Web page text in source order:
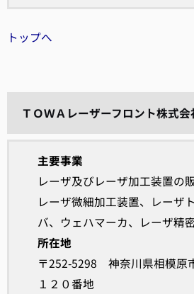
トップへ
ＴＯＷＡレーザーフロント株式会
主要事業
レーザ及びレーザ加工装置の販
レーザ微細加工装置、レーザ
バ、ウェハマーカ、レーザ精
所在地
〒252-5298 神奈川県相模原
１２０番地